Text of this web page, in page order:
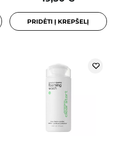
PRIDĖTI Į KREPŠELĮ